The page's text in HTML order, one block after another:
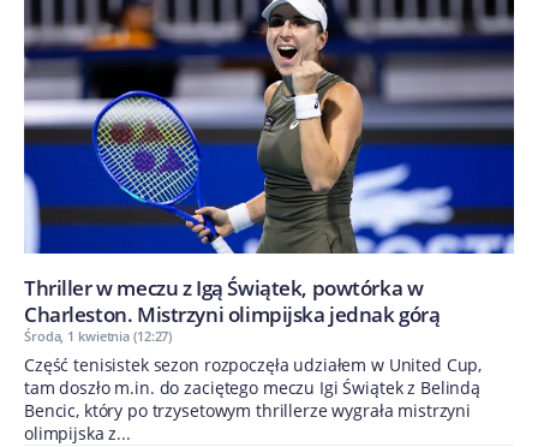
Thriller w meczu z Igą Świątek, powtórka w
Charleston. Mistrzyni olimpijska jednak górą
Środa, 1 kwietnia (12:27)
Część tenisistek sezon rozpoczęła udziałem w United Cup,
tam doszło m.in. do zaciętego meczu Igi Świątek z Belindą
Bencic, który po trzysetowym thrillerze wygrała mistrzyni
olimpijska z...